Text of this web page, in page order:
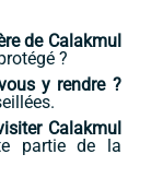
de Calakmul
?
y rendre ?
Calakmul
partie de la